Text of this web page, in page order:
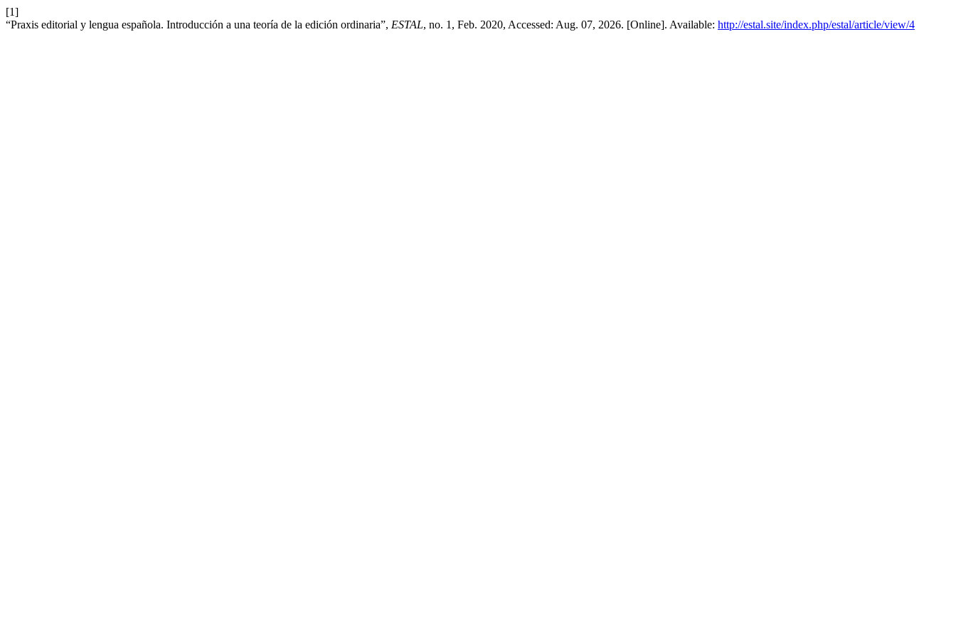
[1]
“Praxis editorial y lengua española. Introducción a una teoría de la edición ordinaria”, ESTAL, no. 1, Feb. 2020, Accessed: Aug. 07, 2026. [Online]. Available: http://estal.site/index.php/estal/article/view/4